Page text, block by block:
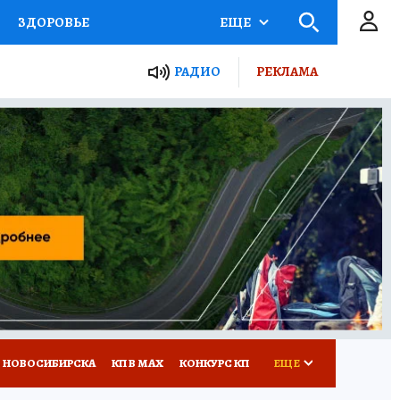
ЗДОРОВЬЕ
Я ЗНАЮ СЕМЬЯ
СЕРИАЛЫ
ВСЕ О КП РАДИО КП
ЕЩЕ
РАДИО РЕКЛАМА
КП В МАХ КОНКУРС КП ЕЩЕ